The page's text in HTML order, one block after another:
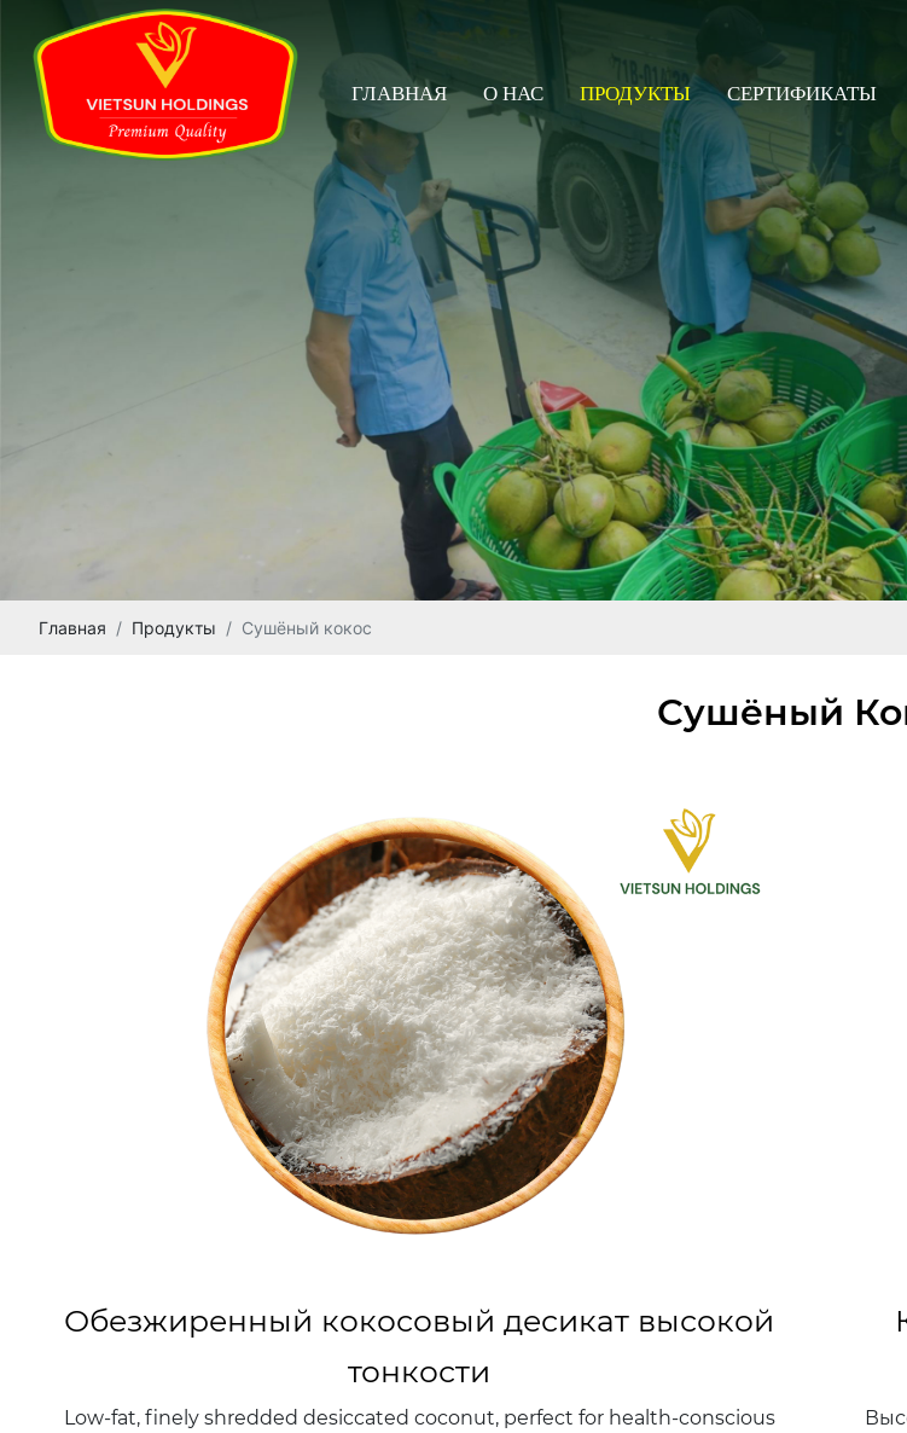
ГЛАВНАЯ О НАС ПРОДУКТЫ СЕРТИФИКАТЫ
Главная Продукты Сушёный кокос
Сушёный
Обезжиренный кокосовый десикат высокой
тонкости
Low-fat, finely shredded desiccated coconut, perfect for health-conscious